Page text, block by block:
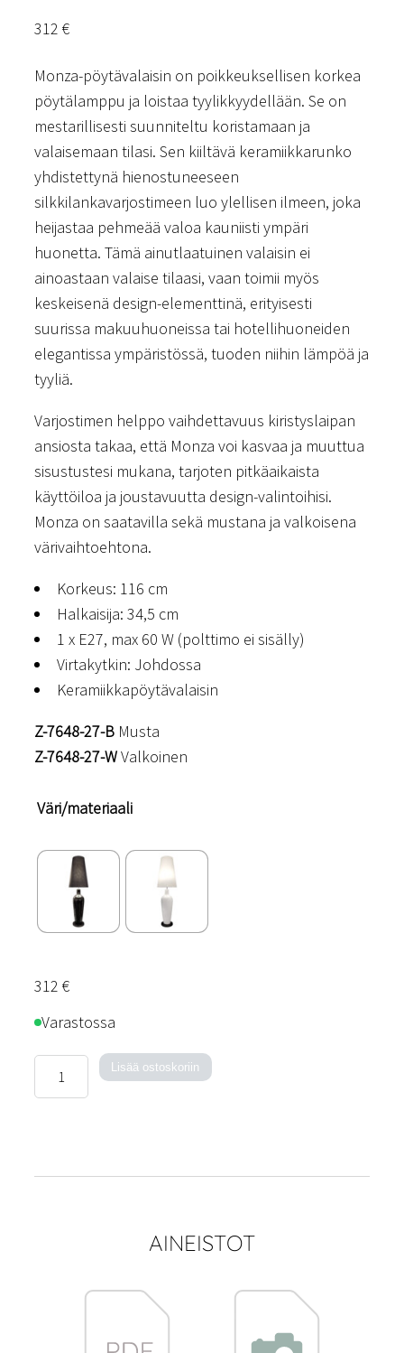
312 €
Monza-pöytävalaisin on poikkeuksellisen korkea
pöytälamppu ja loistaa tyylikkyydellään. Se on
mestarillisesti suunniteltu koristamaan ja
valaisemaan tilasi. Sen kiiltävä keramiikkarunko
yhdistettynä hienostuneeseen
silkkilankavarjostimeen luo ylellisen ilmeen, joka
heijastaa pehmeää valoa kauniisti ympäri
huonetta. Tämä ainutlaatuinen valaisin ei
ainoastaan valaise tilaasi, vaan toimii myös
keskeisenä design-elementtinä, erityisesti
suurissa makuuhuoneissa tai hotellihuoneiden
elegantissa ympäristössä, tuoden niihin lämpöä ja
tyyliä.
Varjostimen helppo vaihdettavuus kiristyslaipan
ansiosta takaa, että Monza voi kasvaa ja muuttua
sisustustesi mukana, tarjoten pitkäaikaista
käyttöiloa ja joustavuutta design-valintoihisi.
Monza on saatavilla sekä mustana ja valkoisena
värivaihtoehtona.
Korkeus: 116 cm
Halkaisija: 34,5 cm
1 x E27, max 60 W (polttimo ei sisälly)
Virtakytkin: Johdossa
Keramiikkapöytävalaisin
Z-7648-27-B Musta
Z-7648-27-WValkoinen
Väri/materiaali
312 €
Varastossa
pöytävalaisin
Lisää ostoskoriin
AINEISTOT